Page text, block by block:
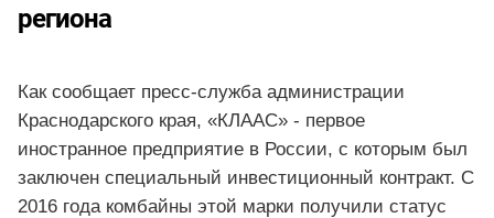
региона
Как сообщает пресс-служба администрации
Краснодарского края, «КЛААС» - первое
иностранное предприятие в России, с которым был
заключен специальный инвестиционный контракт. С
2016 года комбайны этой марки получили статус